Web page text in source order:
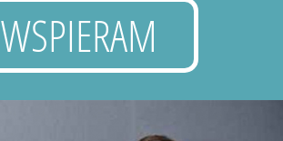
WSPIERAM